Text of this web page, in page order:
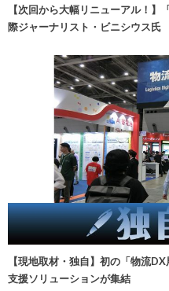
【次回から大幅リニューアル！
際ジャーナリスト・ビニシウス氏
【現地取材・独自】初の「物流
支援ソリューションが集結